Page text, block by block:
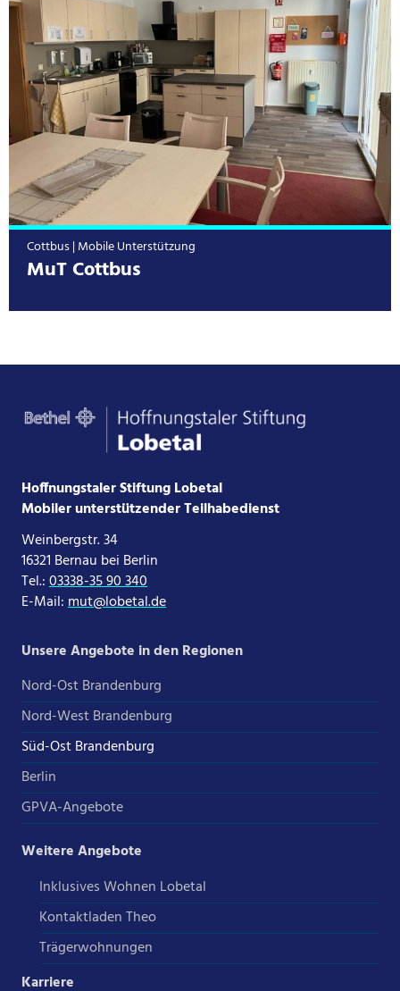
Cottbus | Mobile Unterstützung
MuT Cottbus
Hoffnungstaler Stiftung Lobetal
Mobiler unterstützender Teilhabedienst
Weinbergstr. 34
16321 Bernau bei Berlin
Tel.: 03338-35 90 340
E-Mail: mut@lobetal.de
Unsere Angebote in den Regionen
Nord-Ost Brandenburg
Nord-West Brandenburg
Süd-Ost Brandenburg
Berlin
GPVA-Angebote
Weitere Angebote
Inklusives Wohnen Lobetal
Kontaktladen Theo
Trägerwohnungen
Karriere